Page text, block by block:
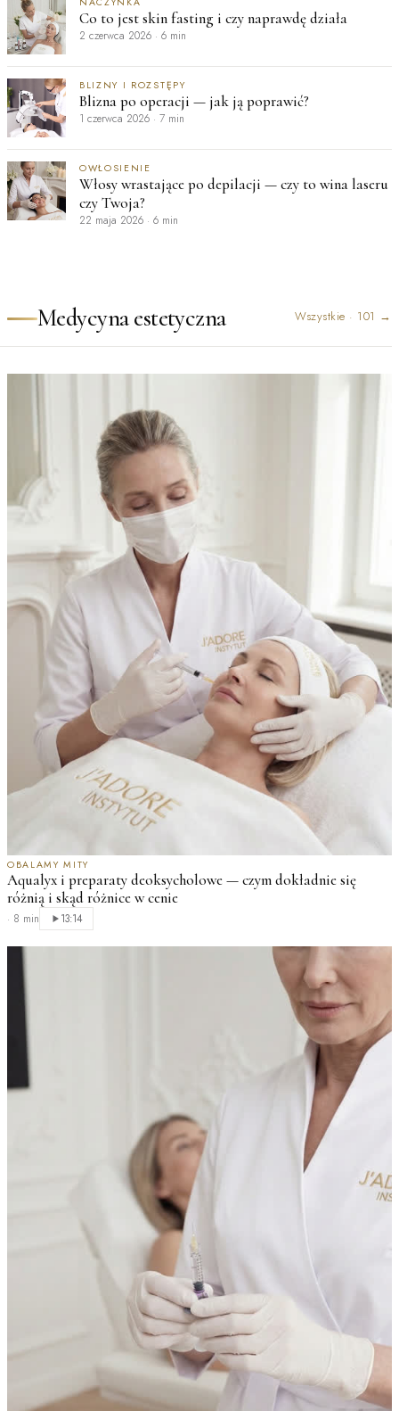
Co to jest skin fasting i czy naprawdę działa
2 czerwca 2026 · 6 min
BLIZNY I ROZSTĘPY
Blizna po operacji — jak ją poprawić?
1 czerwca 2026 · 7 min
OWŁOSIENIE
Włosy wrastające po depilacji — czy to wina laseru
czy Twoja?
22 maja 2026 · 6 min
Medycyna estetyczna Wszystkie · 101 →
OBALAMY MITY
Aqualyx i preparaty deoksycholowe — czym dokładnie się
różnią i skąd różnice w cenie
· 8 min 13:14